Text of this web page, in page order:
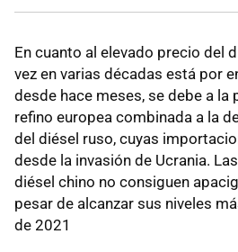
En cuanto al elevado precio del
vez en varias décadas está por
desde hace meses, se debe a la
refino europea combinada a la
del diésel ruso, cuyas
desde la invasión de Ucrania.
diésel chino no consiguen
pesar de alcanzar sus niveles
de 2021